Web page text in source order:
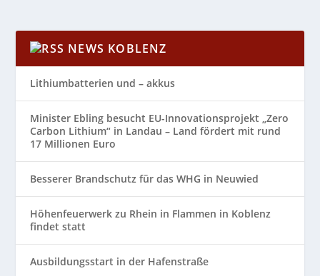
NEWS KOBLENZ
Lithiumbatterien und – akkus
Minister Ebling besucht EU-Innovationsprojekt „Zero
Carbon Lithium“ in Landau – Land fördert mit rund
17 Millionen Euro
Besserer Brandschutz für das WHG in Neuwied
Höhenfeuerwerk zu Rhein in Flammen in Koblenz
findet statt
Ausbildungsstart in der Hafenstraße